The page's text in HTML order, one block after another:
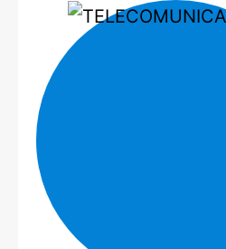
Comercial
Industrial